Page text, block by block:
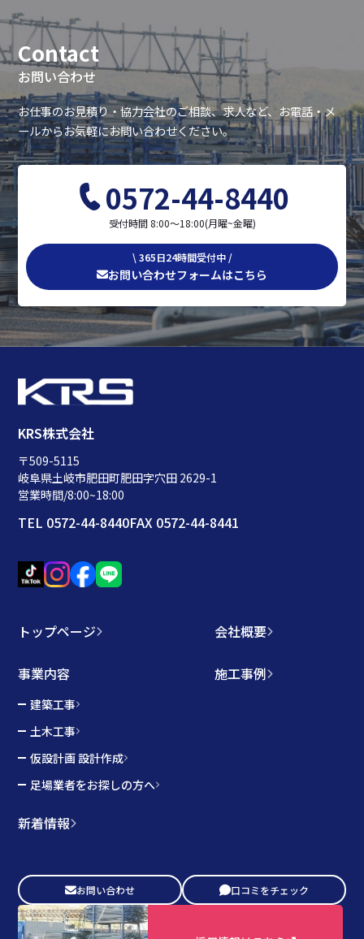
Contact
お問い合わせ
お仕事のお見積り・協力会社のご相談、求人など、お電話・メ
ールからお気軽にお問い合わせください。
0572-44-8440
受付時間 8:00〜18:00(月曜~金曜)
\ 365日24時間受付中 /
お問い合わせフォームはこちら
KRS株式会社
〒509-5115
岐阜県土岐市肥田町肥田字穴田 2629-1
営業時間/8:00~18:00
TEL 0572-44-8440FAX 0572-44-8441
トップページ 会社概要
事業内容
建築工事
土木工事
仮設計画 設計作成
足場業者をお探しの方へ
施工事例
新着情報
お問い合わせ 口コミをチェック